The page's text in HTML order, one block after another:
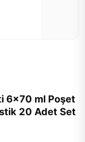
6x70 ml Poşet
20 Adet Set